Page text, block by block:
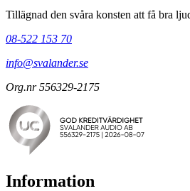
Tillägnad den svåra konsten att få bra
08-522 153 70
info@svalander.se
Org.nr 556329-2175
Information